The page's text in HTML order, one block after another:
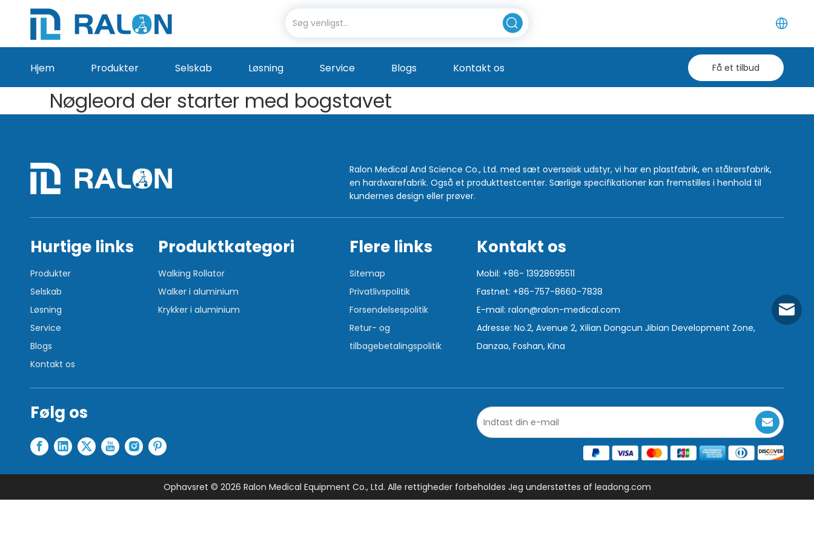
Hjem Produkter Selskab Løsning Service Blogs Kontakt os Få et tilbud
Nøgleord der starter med bogstavet
Ralon Medical And Science Co., Ltd. med sæt oversøisk udstyr, vi har en plastfabrik, en stålrørsfabrik,
en hardwarefabrik. Også et produkttestcenter. Særlige specifikationer kan fremstilles i henhold til
kundernes design eller prøver.
Hurtige links
Produkter
Selskab
Løsning
Service
Blogs
Kontakt os
Produktkategori
Walking Rollator
Walker i aluminium
Krykker i aluminium
Flere links
Sitemap
Privatlivspolitik
Forsendelsespolitik
Retur- og
tilbagebetalingspolitik
Kontakt os
Mobil: +86- 13928695511
Fastnet: +86-757-8660-7838
E-mail:ralon@ralon-medical.com
Adresse: No.2, Avenue 2, Xilian Dongcun Jibian Development Zone,
Danzao, Foshan, Kina
Følg os
Ophavsret © 2026 Ralon Medical Equipment Co., Ltd. Alle rettigheder forbeholdes Jeg understøttes af leadong.com